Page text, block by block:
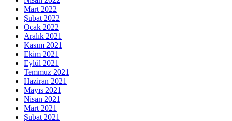
Mart 2022
Şubat 2022
Ocak 2022
Aralık 2021
Kasım 2021
Ekim 2021
Eylül 2021
Temmuz 2021
Haziran 2021
Mayıs 2021
Nisan 2021
Mart 2021
Şubat 2021